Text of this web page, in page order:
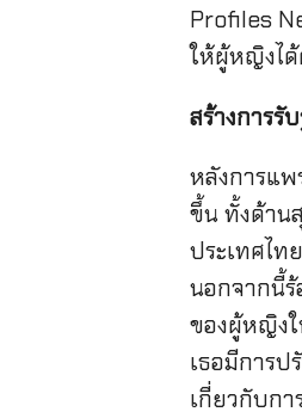
Profiles
ให้ผู้หญิงไ
สร้างการรั
หลังการแ
ขึ้น ทั้งด้าน
ประเทศไท
นอกจากนี้ร้
ของผู้หญิง
เธอมีการ
เกี่ยวกับกา